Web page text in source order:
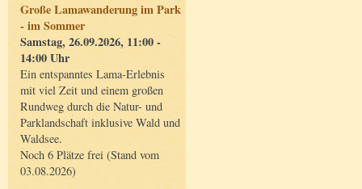
Große Lamawanderung im Park
- im Sommer
Samstag, 26.09.2026, 11:00 -
14:00 Uhr
Ein entspanntes Lama-Erlebnis
mit viel Zeit und einem großen
Rundweg durch die Natur- und
Parklandschaft inklusive Wald und
Waldsee.
Noch 6 Plätze frei (Stand vom
03.08.2026)